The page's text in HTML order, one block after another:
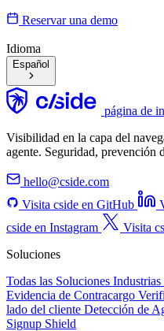
Reservar una demo
Idioma
Español
página de
Visibilidad en la capa del
agente. Seguridad,
hello@cside.com
Visita cside en GitHub
cside en Instagram
Visita
Soluciones
Todas las Soluciones Industrias
Evidencia de Contracargo
lado del cliente Detección de
Signup Shield